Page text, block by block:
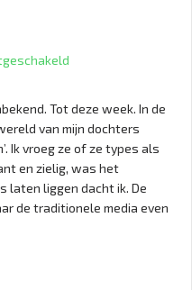
Tot deze week. In de
van mijn dochters
Ik vroeg ze of ze types als
en zielig, was het
laten liggen dacht ik. De
de traditionele media even